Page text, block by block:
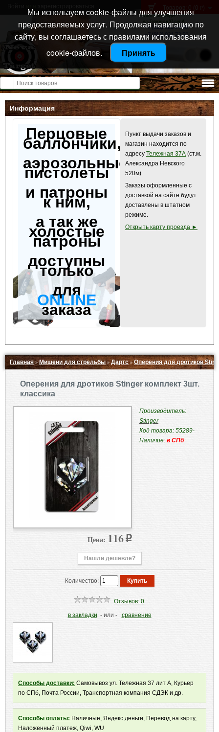
Санкт-Петербург
ул. Тележная 37 лит А
+7 (911) 021-04-08
+7 (812) 921-73-50
Товаров: 0 (0 p )
Открыть меню
Информация
Перцовые
баллончики,
аэрозольные
пистолеты
и патроны
к ним,
а так же
холостые
патроны
доступны
только
для
ONLINE
заказа
Пункт выдачи заказов и
магазин находится по
адресу Тележная 37А (ст.м.
Александра Невского
520м)
Заказы оформленные с
доставкой на сайте будут
доставлены в штатном
режиме.
Открыть карту проезда ►
Главная»Мишени для стрельбы » Дартс» Оперения для дротиков
Оперения для дротиков Stinger комплект 3шт.
классика
Производитель:
Stinger
Код товара: 55289-
Наличие: в СПб
Цена: 116p
Нашли дешевле?
Количество:
Отзывов: 0
в закладки - или - сравнение
Способы доставки: Самовывоз ул. Тележная 37 лит А, Курьер
по СПб, Почта России, Транспортная компания СДЭК и др.
Способы оплаты: Наличные, Яндекс деньги, Перевод на карту,
Наложенный платеж, Qiwi, WU
Мы используем cookie-файлы для улучшения
предоставляемых услуг. Продолжая навигацию по
сайту, вы соглашаетесь с правилами использования
cookie-файлов.
Принять